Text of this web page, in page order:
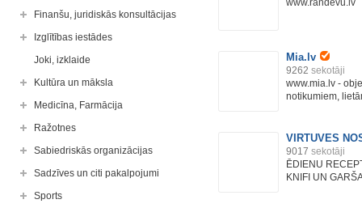
Finanšu, juridiskās konsultācijas
Izglītības iestādes
Joki, izklaide
Kultūra un māksla
Medicīna, Farmācija
Ražotnes
Sabiedriskās organizācijas
Sadzīves un citi pakalpojumi
Sports
www.randevu.lv
Mia.lv
9262 sekotāji
www.mia.lv -
notikumiem,
VIRTUVES
9017 sekotāji
ĒDIENU
KNIFI UN